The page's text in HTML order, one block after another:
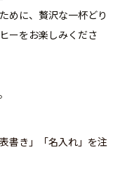
めに、贅沢な一杯どり
ーをお楽しみくださ
書き」「名入れ」を注